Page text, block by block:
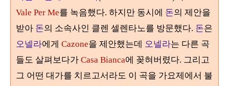
Vale Per Me를 녹음했다. 하지만 동시에 돈의 제안을
받아 돈의 소속사인 클렌 셀렌타노를 방문했다. 돈은
오넬라에게 Cazone을 제안했는데 오넬라는 다른 곡
들도 살펴보다가 Casa Bianca에 꽂혀버렸다. 그리고
그 어떤 대가를 치르고서라도 이 곡을 가요제에서 불